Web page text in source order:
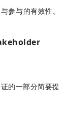
参与的有效性。
的一部分简要提